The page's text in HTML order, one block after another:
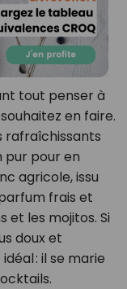
tout penser à
en faire.
rafraîchissants
pur pour en
agricole, issu
frais et
et les mojitos. Si
doux et
: il se marie